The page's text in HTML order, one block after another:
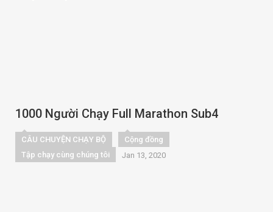
1000 Người Chạy Full Marathon Sub4
CÂU CHUYỆN CHẠY BỘ
Cộng đồng
Tập chạy cùng chúng tôi
Jan 13, 2020